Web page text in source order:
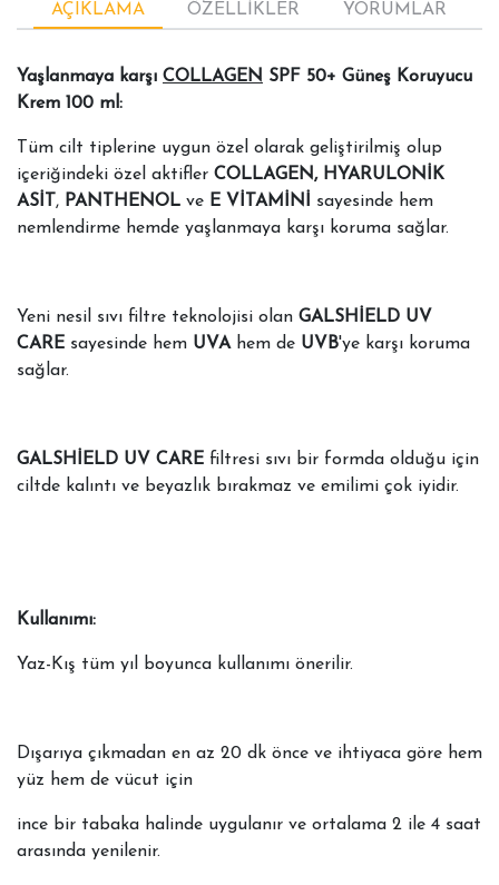
AÇIKLAMA ÖZELLİKLER YORUMLAR
Yaşlanmaya karşı COLLAGEN SPF 50+ Güneş Koruyucu
Krem 100 ml:
Tüm cilt tiplerine uygun özel olarak geliştirilmiş olup
içeriğindeki özel aktifler COLLAGEN, HYARULONİK
ASİT , PANTHENOL ve E VİTAMİNİ sayesinde hem
nemlendirme hemde yaşlanmaya karşı koruma sağlar.
Yeni nesil sıvı filtre teknolojisi olan GALSHİELD UV
CARE sayesinde hem UVAhem de UVB'ye karşı koruma
sağlar.
GALSHİELD UV CARE filtresi sıvı bir formda olduğu için
ciltde kalıntı ve beyazlık bırakmaz ve emilimi çok iyidir.
Kullanımı:
Yaz-Kış tüm yıl boyunca kullanımı önerilir.
Dışarıya çıkmadan en az 20 dk önce ve ihtiyaca göre hem
yüz hem de vücut için
ince bir tabaka halinde uygulanır ve ortalama 2 ile 4 saat
arasında yenilenir.